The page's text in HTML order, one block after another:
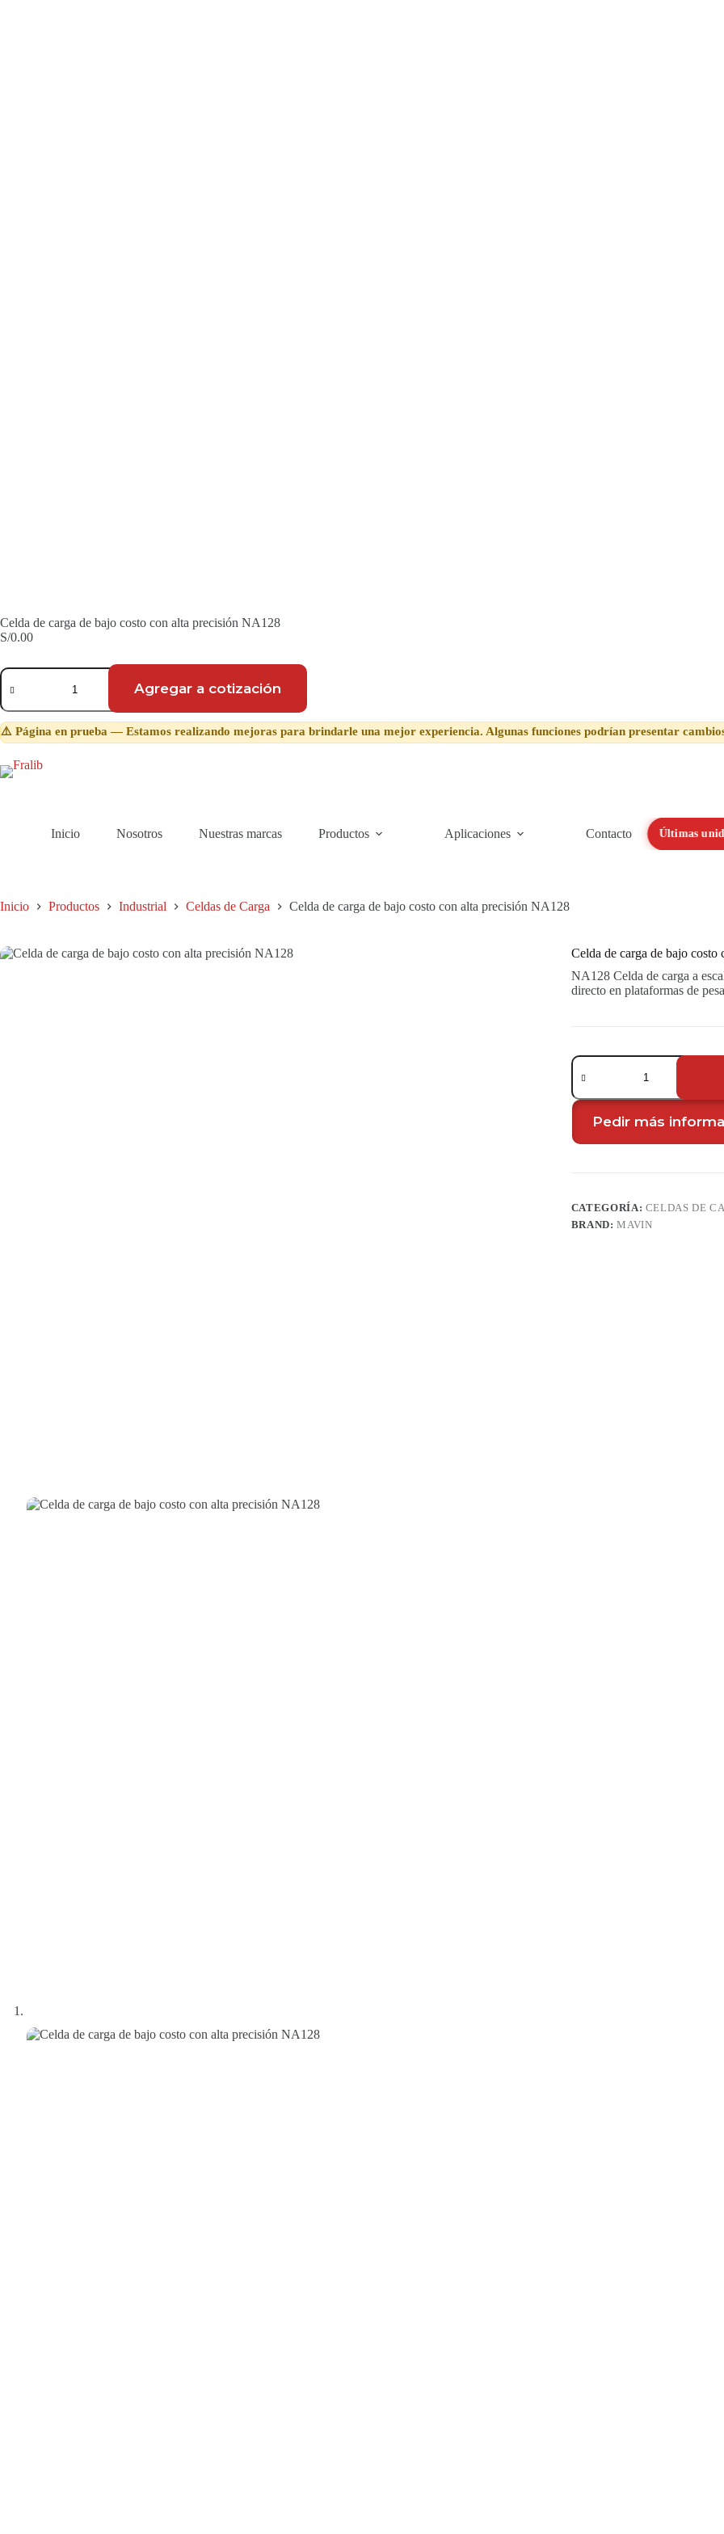
Celda de carga de bajo costo con alta precisión NA128
S/0.00
Celda
de
de
bajo
costo
alta
precisión
Agregar a cotización
⚠️ Página en prueba — Estamos realizando mejoras para brindarle una mejor experiencia. Algunas funciones podrían presentar
Inicio Nosotros Nuestras marcas Productos Aplicaciones Contacto Últimas
Inicio Productos Industrial Celdas de Carga Celda de carga de bajo costo con alta precisión NA128
Celda de carga de bajo
NA128 Celda de carga a
directo en plataformas de
Celda
de
de
costo
con
Pedir más
CATEGORÍA: CELDAS DE
BRAND:MAVIN